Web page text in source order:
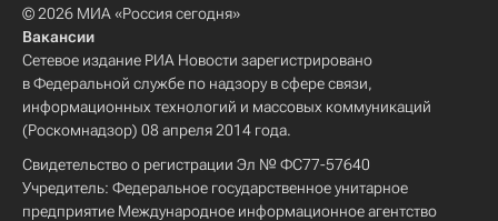
© 2026 МИА «Россия сегодня»
Вакансии
Сетевое издание РИА Новости зарегистрировано
в Федеральной службе по надзору в сфере связи,
информационных технологий и массовых коммуникаций
(Роскомнадзор) 08 апреля 2014 года.
Свидетельство о регистрации Эл № ФС77-57640
Учредитель: Федеральное государственное унитарное
предприятие Международное информационное агентство